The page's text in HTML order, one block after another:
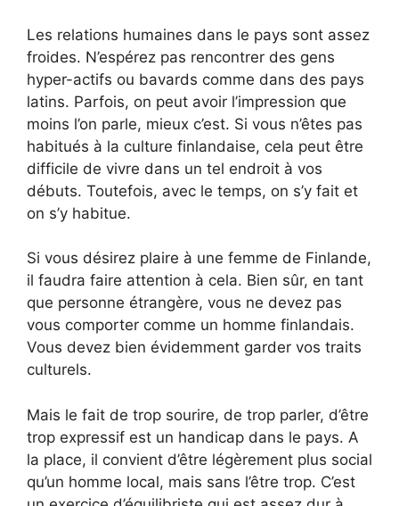
Les relations humaines dans le pays sont assez
froides. N’espérez pas rencontrer des gens
hyper-actifs ou bavards comme dans des pays
latins. Parfois, on peut avoir l’impression que
moins l’on parle, mieux c’est. Si vous n’êtes pas
habitués à la culture finlandaise, cela peut être
difficile de vivre dans un tel endroit à vos
débuts. Toutefois, avec le temps, on s’y fait et
on s’y habitue.
Si vous désirez plaire à une femme de Finlande,
il faudra faire attention à cela. Bien sûr, en tant
que personne étrangère, vous ne devez pas
vous comporter comme un homme finlandais.
Vous devez bien évidemment garder vos traits
culturels.
Mais le fait de trop sourire, de trop parler, d’être
trop expressif est un handicap dans le pays. A
la place, il convient d’être légèrement plus social
qu’un homme local, mais sans l’être trop. C’est